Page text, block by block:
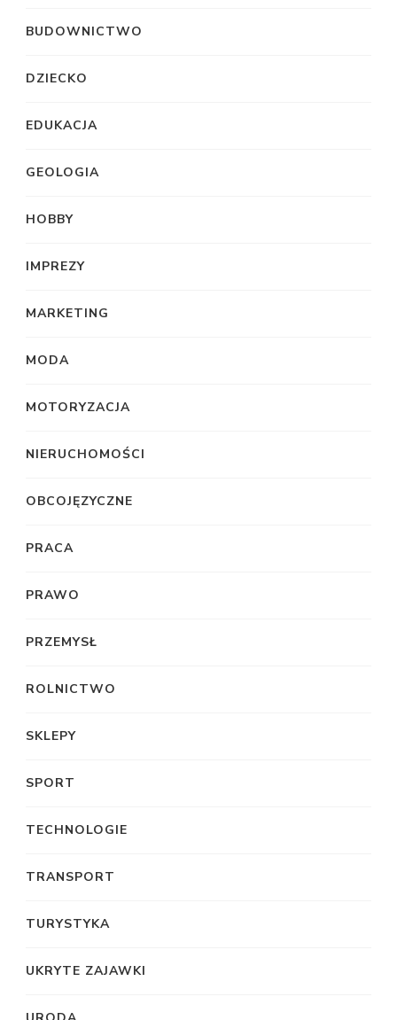
BUDOWNICTWO
DZIECKO
EDUKACJA
GEOLOGIA
HOBBY
IMPREZY
MARKETING
MODA
MOTORYZACJA
NIERUCHOMOŚCI
OBCOJĘZYCZNE
PRACA
PRAWO
PRZEMYSŁ
ROLNICTWO
SKLEPY
SPORT
TECHNOLOGIE
TRANSPORT
TURYSTYKA
UKRYTE ZAJAWKI